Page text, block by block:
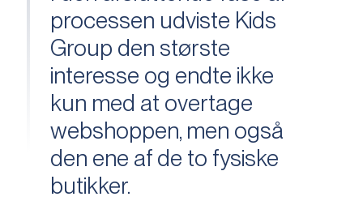
processen udviste Kids
Group den største
interesse og endte ikke
kun med at overtage
webshoppen, men også
den ene af de to fysiske
butikker.